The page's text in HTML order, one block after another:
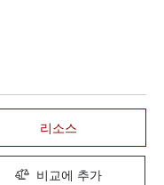
리소스
비교에 추가